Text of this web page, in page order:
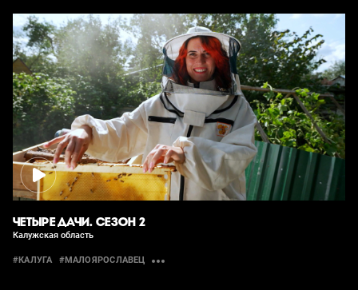
ЧЕТЫРЕ ДАЧИ. СЕЗОН 2
Калужская область
#КАЛУГА #МАЛОЯРОСЛАВЕЦ